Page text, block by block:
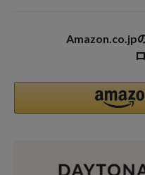
Amazon.co.jp